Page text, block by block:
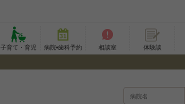
子育て・育児 病院•歯科予約 相談室 体験談